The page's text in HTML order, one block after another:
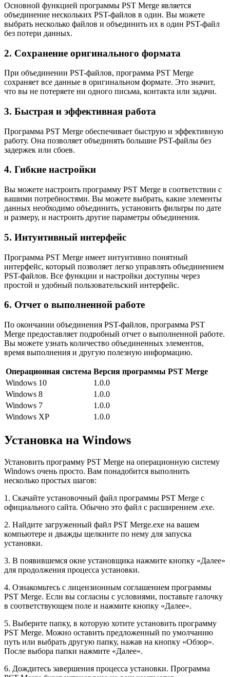
Основной функцией программы PST Merge является
объединение нескольких PST-файлов в один. Вы можете
выбрать несколько файлов и объединить их в один PST-файл
без потери данных.
2. Сохранение оригинального формата
При объединении PST-файлов, программа PST Merge
сохраняет все данные в оригинальном формате. Это значит,
что вы не потеряете ни одного письма, контакта или задачи.
3. Быстрая и эффективная работа
Программа PST Merge обеспечивает быструю и эффективную
работу. Она позволяет объединять большие PST-файлы без
задержек или сбоев.
4. Гибкие настройки
Вы можете настроить программу PST Merge в соответствии с
вашими потребностями. Вы можете выбрать, какие элементы
данных необходимо объединить, установить фильтры по дате
и размеру, и настроить другие параметры объединения.
5. Интуитивный интерфейс
Программа PST Merge имеет интуитивно понятный
интерфейс, который позволяет легко управлять объединением
PST-файлов. Все функции и настройки доступны через
простой и удобный пользовательский интерфейс.
6. Отчет о выполненной работе
По окончании объединения PST-файлов, программа PST
Merge предоставляет подробный отчет о выполненной работе.
Вы можете узнать количество объединенных элементов,
время выполнения и другую полезную информацию.
Операционная система Версия программы PST Merge
Windows 10
1.0.0
Windows 8
1.0.0
Windows 7
1.0.0
Windows XP
1.0.0
Установка на Windows
Установить программу PST Merge на операционную систему
Windows очень просто. Вам понадобится выполнить
несколько простых шагов:
1. Скачайте установочный файл программы PST Merge с
официального сайта. Обычно это файл с расширением .exe.
2. Найдите загруженный файл PST Merge.exe на вашем
компьютере и дважды щелкните по нему для запуска
установки.
3. В появившемся окне установщика нажмите кнопку «Далее»
для продолжения процесса установки.
4. Ознакомьтесь с лицензионным соглашением программы
PST Merge. Если вы согласны с условиями, поставьте галочку
в соответствующем поле и нажмите кнопку «Далее».
5. Выберите папку, в которую хотите установить программу
PST Merge. Можно оставить предложенный по умолчанию
путь или выбрать другую папку, нажав на кнопку «Обзор».
После выбора папки нажмите «Далее».
6. Дождитесь завершения процесса установки. Программа